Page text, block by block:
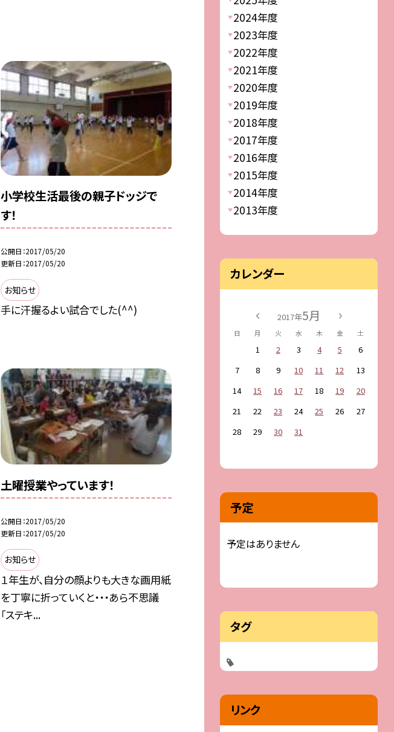
小学校生活最後の親子ドッジで
す！
公開日 2017/05/20
更新日 2017/05/20
お知らせ
手に汗握るよい試合でした(^^)
土曜授業やっています！
公開日 2017/05/20
更新日 2017/05/20
お知らせ
１年生が、自分の顔よりも大きな画用紙
を丁寧に折っていくと・・・あら不思議
「ステキ...
2024年度
2023年度
2022年度
2021年度
2020年度
2019年度
2018年度
2017年度
2016年度
2015年度
2014年度
2013年度
カレンダー
2017年5月
日 月 火 水 木 金 土
1 2 3 4 5
6
7
8 9 10 11 12
13
14
15 16 17 18 19
20
21
22 23 24 25 26
27
28
29 30 31
予定
予定はありません
タグ
リンク